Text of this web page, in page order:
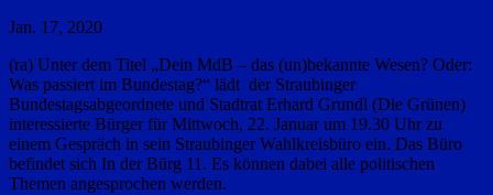
Jan. 17, 2020
(ra) Unter dem Titel „Dein MdB – das (un)bekannte Wesen? Oder:
Was passiert im Bundestag?“ lädt der Straubinger
Bundestagsabgeordnete und Stadtrat Erhard Grundl (Die Grünen)
interessierte Bürger für Mittwoch, 22. Januar um 19.30 Uhr zu
einem Gespräch in sein Straubinger Wahlkreisbüro ein. Das Büro
befindet sich In der Bürg 11. Es können dabei alle politischen
Themen angesprochen werden.